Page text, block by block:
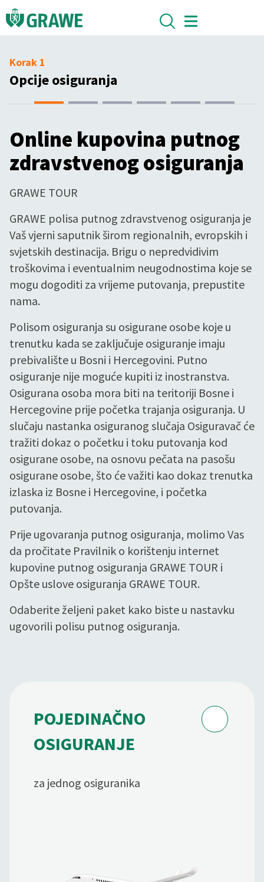
Korak 1
Opcije osiguranja
Online kupovina putnog
zdravstvenog osiguranja
GRAWE TOUR
GRAWE polisa putnog zdravstvenog osiguranja je
Vaš vjerni saputnik širom regionalnih, evropskih i
svjetskih destinacija. Brigu o nepredvidivim
troškovima i eventualnim neugodnostima koje se
mogu dogoditi za vrijeme putovanja, prepustite
nama.
Polisom osiguranja su osigurane osobe koje u
trenutku kada se zaključuje osiguranje imaju
prebivalište u Bosni i Hercegovini. Putno
osiguranje nije moguće kupiti iz inostranstva.
Osigurana osoba mora biti na teritoriji Bosne i
Hercegovine prije početka trajanja osiguranja. U
slučaju nastanka osiguranog slučaja Osiguravač će
tražiti dokaz o početku i toku putovanja kod
osigurane osobe, na osnovu pečata na pasošu
osigurane osobe, što će važiti kao dokaz trenutka
izlaska iz Bosne i Hercegovine, i početka
putovanja.
Prije ugovaranja putnog osiguranja, molimo Vas
da pročitate Pravilnik o korištenju internet
kupovine putnog osiguranja GRAWE TOUR i
Opšte uslove osiguranja GRAWE TOUR.
Odaberite željeni paket kako biste u nastavku
ugovorili polisu putnog osiguranja.
POJEDINAČNO
OSIGURANJE
za jednog osiguranika